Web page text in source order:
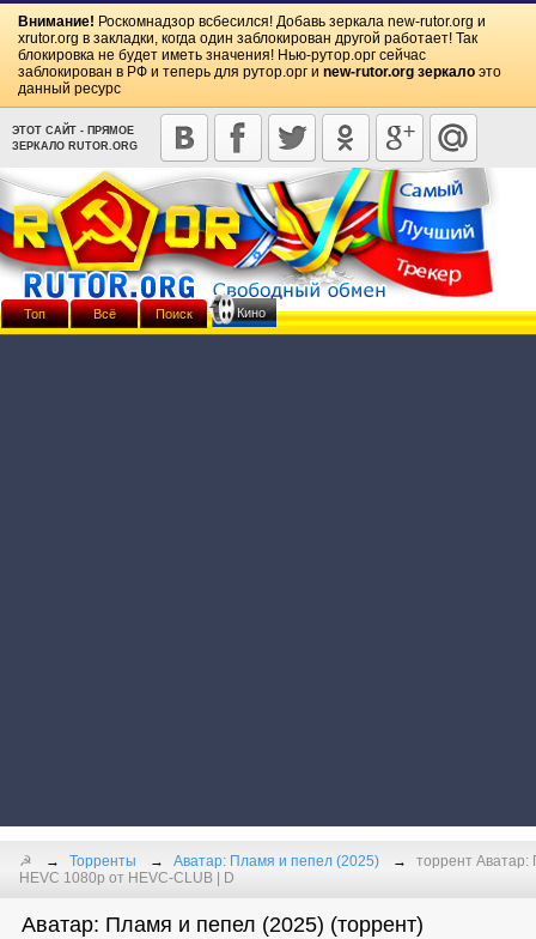
Внимание! Роскомнадзор всбесился! Добавь зеркала new-rutor.org и
xrutor.org в закладки, когда один заблокирован другой работает! Так
блокировка не будет иметь значения! Нью-рутор.орг сейчас
заблокирован в РФ и теперь для рутор.орг и new-rutor.org зеркало это
данный ресурс
ЭТОТ САЙТ - ПРЯМОЕ
ЗЕРКАЛО RUTOR.ORG
☭ Торренты Аватар: Пламя и пепел (2025)
торрент Аватар:
HEVC 1080p от HEVC-CLUB | D
Аватар: Пламя и пепел (2025) (торрент)